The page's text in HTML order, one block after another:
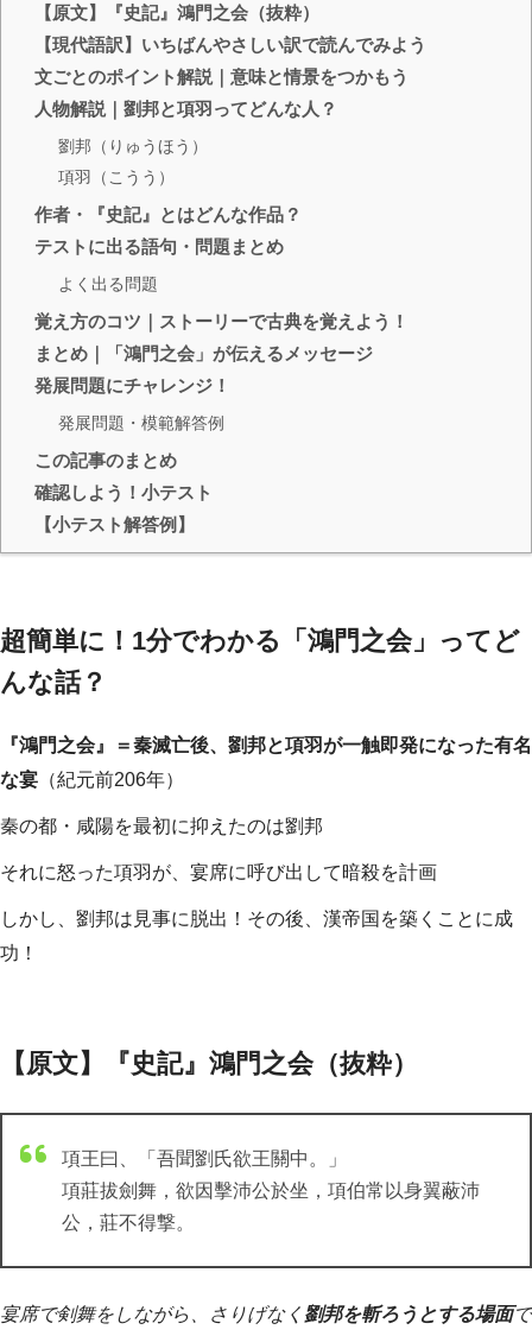
【原文】『史記』鴻門之会（抜粋）
【現代語訳】いちばんやさしい訳で読んでみよう
文ごとのポイント解説｜意味と情景をつかもう
人物解説｜劉邦と項羽ってどんな人？
劉邦（りゅうほう）
項羽（こうう）
作者・『史記』とはどんな作品？
テストに出る語句・問題まとめ
よく出る問題
覚え方のコツ｜ストーリーで古典を覚えよう！
まとめ｜「鴻門之会」が伝えるメッセージ
発展問題にチャレンジ！
発展問題・模範解答例
この記事のまとめ
確認しよう！小テスト
【小テスト解答例】
超簡単に！1分でわかる「鴻門之会」ってど
んな話？
『鴻門之会』＝秦滅亡後、劉邦と項羽が一触即発になった有名
な宴 （紀元前206年）
秦の都・咸陽を最初に抑えたのは劉邦
それに怒った項羽が、宴席に呼び出して暗殺を計画
しかし、劉邦は見事に脱出！その後、漢帝国を築くことに成
功！
【原文】『史記』鴻門之会（抜粋）
項王曰、「吾聞劉氏欲王關中。」
項莊拔劍舞，欲因擊沛公於坐，項伯常以身翼蔽沛
公，莊不得撃。
宴席で剣舞をしながら、さりげなく 劉邦を斬ろうとする場面で